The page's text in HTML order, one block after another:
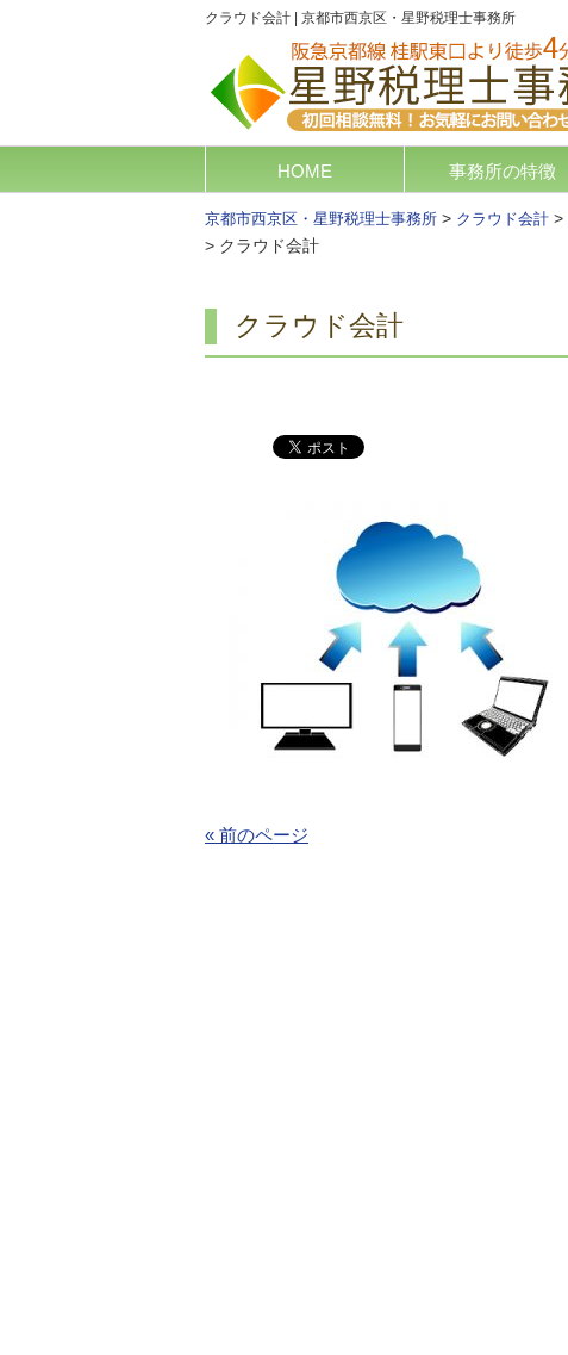
クラウド会計 | 京都市西京区・星野税理士事務所
HOME 事務所の特徴
京都市西京区・星野税理士事務所 > クラウド会計 >
> クラウド会計
クラウド会計
« 前のページ